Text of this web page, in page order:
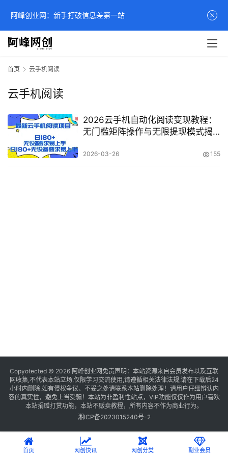
首页 云手机阅读
云手机阅读
2026云手机自动化阅读变现教程：
无门槛矩阵操作与无限提现模式揭
2026-03-26 155
Copyotected © 2026 阿峰创业网 免责声明：本站资源来自会员发布以及互联
网收集,不代表本站立场,仅限学习交流使用,请遵循相关法律法规,请在下载后24
小时内删除.如有侵权争议、不妥之处请联系本站删除处理！请用户仔细辨认内
容的真实性，避免上当受骗！本站为非盈利性站点，VIP功能仅仅作为用户喜欢
本站捐赠打赏功能，本站不贩卖教程，所有内容不作为商业行为。
湘ICP备2023015240号-2
首页 网创快讯 网创分类 副业会员
阿峰创业网：新手打破信息差第一站